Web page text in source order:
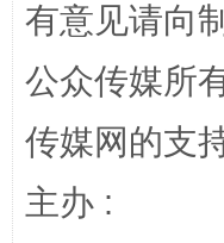
有意见请向
公众传媒所
传媒网的支
主办 :